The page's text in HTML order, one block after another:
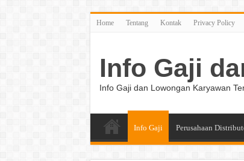
Home Tentang Kontak Privacy Policy
Info Gaji
Info Gaji dan Lowongan Karyawan
Info Gaji Perusahaan